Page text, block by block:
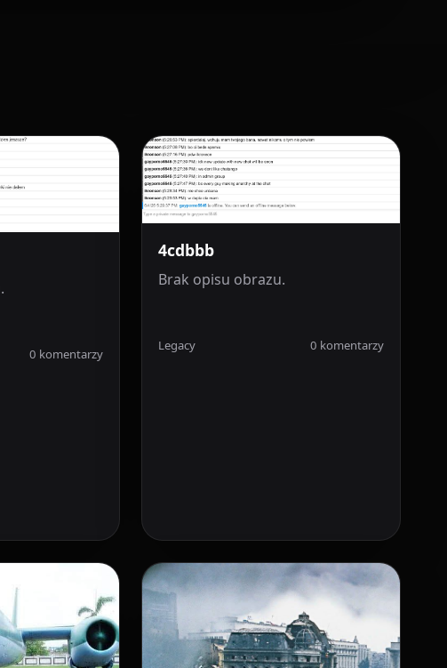
0 komentarzy
4cdbbb
Brak opisu obrazu.
Legacy 0 komentarzy